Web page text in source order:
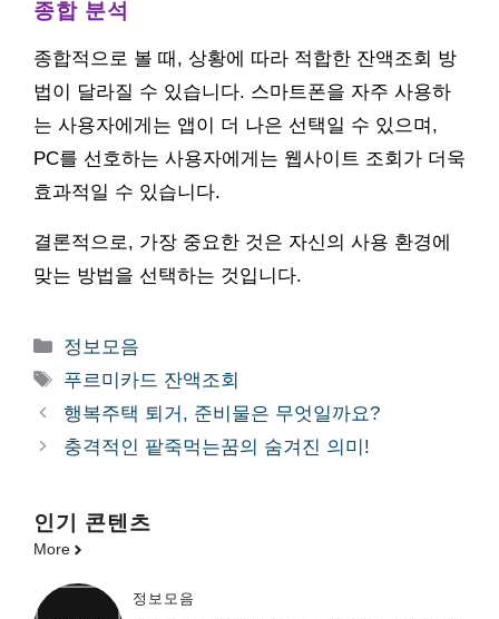
종합 분석
종합적으로 볼 때, 상황에 따라 적합한 잔액조회 방
법이 달라질 수 있습니다. 스마트폰을 자주 사용하
는 사용자에게는 앱이 더 나은 선택일 수 있으며,
PC를 선호하는 사용자에게는 웹사이트 조회가 더욱
효과적일 수 있습니다.
결론적으로, 가장 중요한 것은 자신의 사용 환경에
맞는 방법을 선택하는 것입니다.
카
테
리
정보모음
태
그
푸르미카드 잔액조회
행복주택 퇴거, 준비물은 무엇일까요?
충격적인 팥죽먹는꿈의 숨겨진 의미!
인기 콘텐츠
More
정보모음